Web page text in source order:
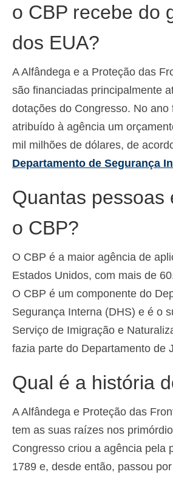
Magyar(Húngaro )
Italiano
한국어 (Coreano)
Norsk bokmål(
(Polonês
Slovenčina(Eslavo)
Svenska
o CBP recebe do
dos EUA?
A Alfândega e a Proteção das
são financiadas principalmente
dotações do Congresso. No ano
atribuído à agência um
mil milhões de dólares, de
Departamento de Segurança
Quantas pessoas
o CBP?
O CBP é a maior agência de
Estados Unidos, com mais de
O CBP é um componente do
Segurança Interna (DHS) e é o
Serviço de Imigração e
fazia parte do Departamento de
Qual é a história
A Alfândega e Proteção das
tem as suas raízes nos
Congresso criou a agência pela
1789 e, desde então, passou